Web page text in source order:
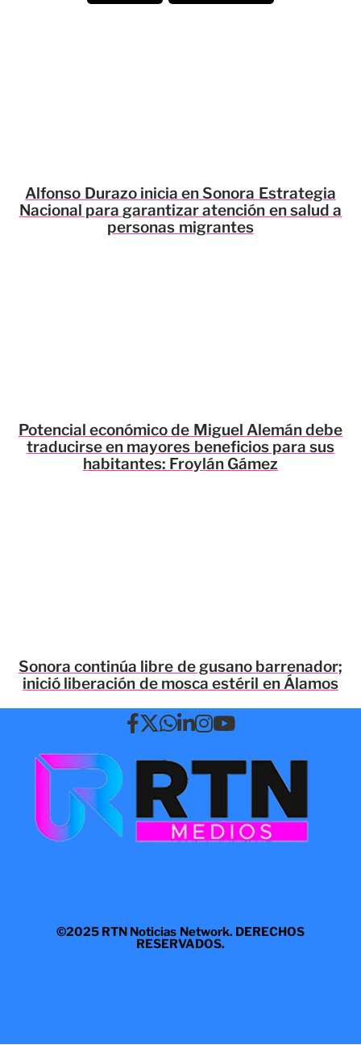
Alfonso Durazo inicia en Sonora Estrategia
Nacional para garantizar atención en salud a
personas migrantes
Potencial económico de Miguel Alemán debe
traducirse en mayores beneficios para sus
habitantes: Froylán Gámez
Sonora continúa libre de gusano barrenador;
inició liberación de mosca estéril en Álamos
©2025 RTN Noticias Network. DERECHOS
RESERVADOS.